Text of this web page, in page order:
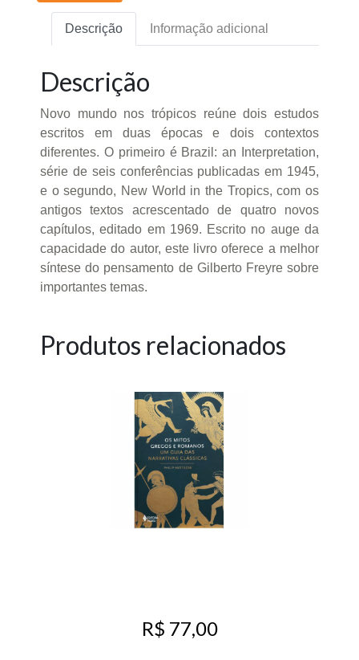
Descrição Informação adicional
Descrição
Novo mundo nos trópicos reúne dois estudos
escritos em duas épocas e dois contextos
diferentes. O primeiro é Brazil: an Interpretation,
série de seis conferências publicadas em 1945,
e o segundo, New World in the Tropics, com os
antigos textos acrescentado de quatro novos
capítulos, editado em 1969. Escrito no auge da
capacidade do autor, este livro oferece a melhor
síntese do pensamento de Gilberto Freyre sobre
importantes temas.
Produtos relacionados
R$ 77,00